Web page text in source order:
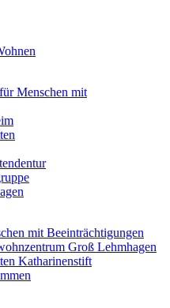
Menschen mit
mit Beeinträchtigungen
Groß Lehmhagen
Katharinenstift